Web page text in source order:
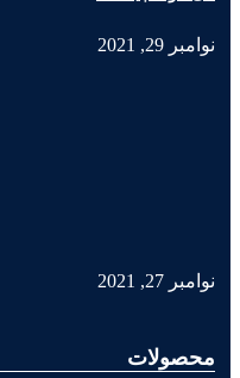
نوامبر 29, 2021
نوامبر 27, 2021
محصولات